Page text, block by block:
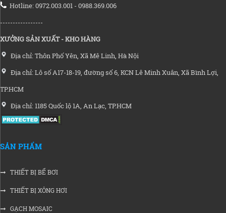
Hotline: 0972.003.001 - 0988.369.006
-----------------
XƯỞNG SẢN XUẤT - KHO HÀNG
Địa chỉ: Thôn Phố Yên, Xã Mê Linh, Hà Nội
Địa chỉ: Lô số A17-18-19, đường số 6, KCN Lê Minh Xuân, Xã Bình Lợi,
TP.HCM
Địa chỉ: 1185 Quốc lộ 1A, An Lạc, TP.HCM
SẢN PHẨM
THIẾT BỊ BỂ BƠI
THIẾT BỊ XÔNG HƠI
GẠCH MOSAIC